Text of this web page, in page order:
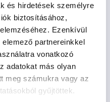
és hirdetések személyre
biztosításához,
Ezenkívül
partnereinkkel
vonatkozó
adatokat más olyan
meg számukra vagy az
gyűjtöttek.
betegség
epilepszia
Zsu fogadj örökbe
Hazafi Dorka
agility mantrailing